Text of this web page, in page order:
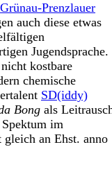
Prenzlauer
auch diese etwas
Jugendsprache.
kostbare
chemische
SD(iddy)
Bong als
im
gleich an Ehst. anno